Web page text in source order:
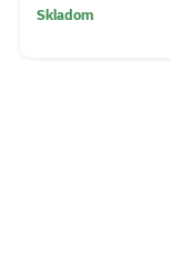
Skladom